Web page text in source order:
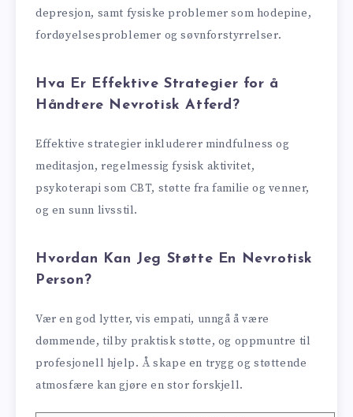
depresjon, samt fysiske problemer som hodepine,
fordøyelsesproblemer og søvnforstyrrelser.
Hva Er Effektive Strategier for å
Håndtere Nevrotisk Atferd?
Effektive strategier inkluderer mindfulness og
meditasjon, regelmessig fysisk aktivitet,
psykoterapi som CBT, støtte fra familie og venner,
og en sunn livsstil.
Hvordan Kan Jeg Støtte En Nevrotisk
Person?
Vær en god lytter, vis empati, unngå å være
dømmende, tilby praktisk støtte, og oppmuntre til
profesjonell hjelp. Å skape en trygg og støttende
atmosfære kan gjøre en stor forskjell.